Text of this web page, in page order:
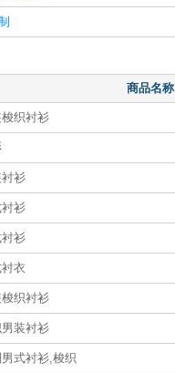
商品名称
梭织衬衫
衫
衫
衫
衣
梭织衬衫
装衬衫
式衬衫,梭织